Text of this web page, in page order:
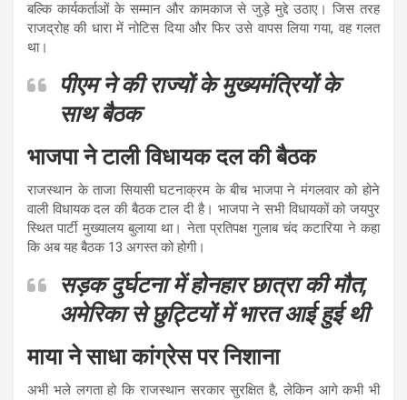
बल्कि कार्यकर्ताओं के सम्मान और कामकाज से जुड़े मुद्दे उठाए। जिस तरह
राजद्रोह की धारा में नोटिस दिया और फिर उसे वापस लिया गया, वह गलत
था।
पीएम ने की राज्यों के मुख्यमंत्रियों के
साथ बैठक
भाजपा ने टाली विधायक दल की बैठक
राजस्थान के ताजा सियासी घटनाक्रम के बीच भाजपा ने मंगलवार को होने
वाली विधायक दल की बैठक टाल दी है। भाजपा ने सभी विधायकों को जयपुर
स्थित पार्टी मुख्यालय बुलाया था। नेता प्रतिपक्ष गुलाब चंद कटारिया ने कहा
कि अब यह बैठक 13 अगस्त को होगी।
सड़क दुर्घटना में होनहार छात्रा की मौत,
अमेरिका से छुट्टियों में भारत आई हुई थी
माया ने साधा कांग्रेस पर निशाना
अभी भले लगता हो कि राजस्थान सरकार सुरक्षित है, लेकिन आगे कभी भी